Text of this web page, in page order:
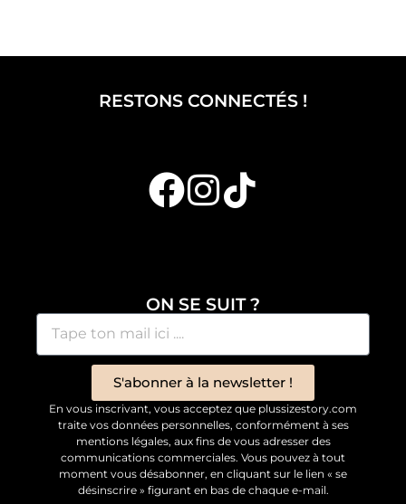
RESTONS CONNECTÉS !
ON SE SUIT ?
S'abonner à la newsletter !
En vous inscrivant, vous acceptez que plussizestory.com
traite vos données personnelles, conformément à ses
mentions légales, aux fins de vous adresser des
communications commerciales. Vous pouvez à tout
moment vous désabonner, en cliquant sur le lien « se
désinscrire » figurant en bas de chaque e-mail.